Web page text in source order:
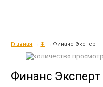
Главная → Ф → Финанс Эксперт
Финанс Эксперт